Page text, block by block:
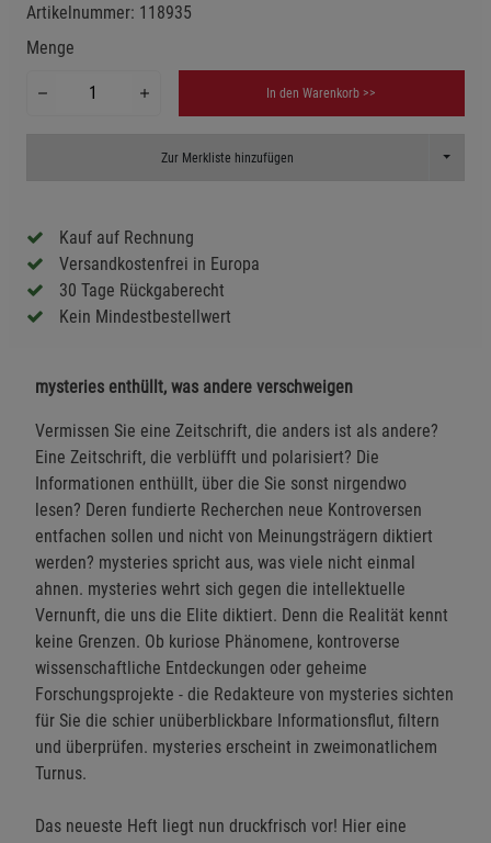
Artikelnummer: 118935
Menge
In den Warenkorb >>
Zur Merkliste hinzufügen Toggle
Kauf auf Rechnung
Versandkostenfrei in Europa
30 Tage Rückgaberecht
Kein Mindestbestellwert
mysteries enthüllt, was andere verschweigen
Vermissen Sie eine Zeitschrift, die anders ist als andere?
Eine Zeitschrift, die verblüfft und polarisiert? Die
Informationen enthüllt, über die Sie sonst nirgendwo
lesen? Deren fundierte Recherchen neue Kontroversen
entfachen sollen und nicht von Meinungsträgern diktiert
werden? mysteries spricht aus, was viele nicht einmal
ahnen. mysteries wehrt sich gegen die intellektuelle
Vernunft, die uns die Elite diktiert. Denn die Realität kennt
keine Grenzen. Ob kuriose Phänomene, kontroverse
wissenschaftliche Entdeckungen oder geheime
Forschungsprojekte - die Redakteure von mysteries sichten
für Sie die schier unüberblickbare Informationsflut, filtern
und überprüfen. mysteries erscheint in zweimonatlichem
Turnus.
Das neueste Heft liegt nun druckfrisch vor! Hier eine